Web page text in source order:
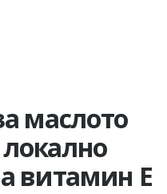
маслото
витамин Е